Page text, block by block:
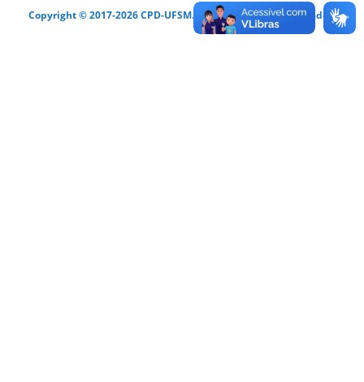
Copyright © 2017-2026 CPD-UFSM. Todos os direitos reservados.